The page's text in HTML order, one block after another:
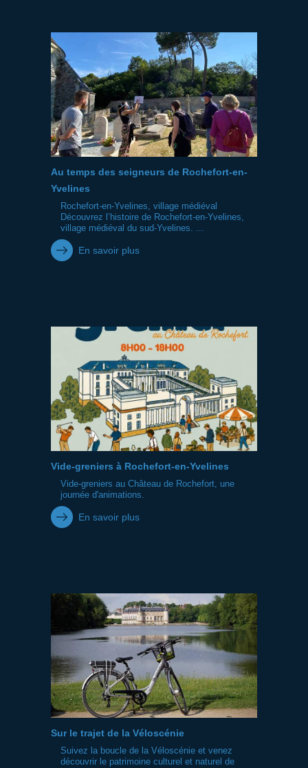
Au temps des seigneurs de Rochefort-en-
Yvelines
Rochefort-en-Yvelines, village médiéval
Découvrez l’histoire de Rochefort-en-Yvelines,
village médiéval du sud-Yvelines. ...
En savoir plus
Vide-greniers à Rochefort-en-Yvelines
Vide-greniers au Château de Rochefort, une
journée d'animations.
En savoir plus
Sur le trajet de la Véloscénie
Suivez la boucle de la Véloscénie et venez
découvrir le patrimoine culturel et naturel de